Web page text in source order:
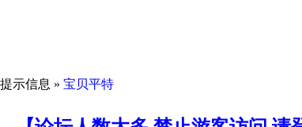
提示信息 » 宝贝平特